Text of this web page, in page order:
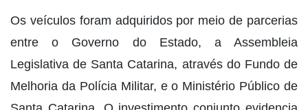
Os veículos foram adquiridos por meio de parcerias
entre o Governo do Estado, a Assembleia
Legislativa de Santa Catarina, através do Fundo de
Melhoria da Polícia Militar, e o Ministério Público de